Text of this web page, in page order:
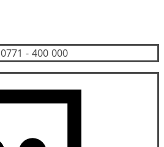
0771 - 400 000